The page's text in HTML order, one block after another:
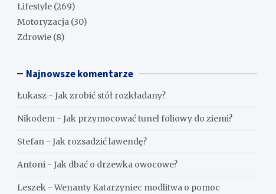
Lifestyle (269)
Motoryzacja (30)
Zdrowie (8)
Najnowsze komentarze
Łukasz -Jak zrobić stół rozkładany?
Nikodem -Jak przymocować tunel foliowy do ziemi?
Stefan -Jak rozsadzić lawendę?
Antoni -Jak dbać o drzewka owocowe?
Leszek -Wenanty Katarzyniec modlitwa o pomoc